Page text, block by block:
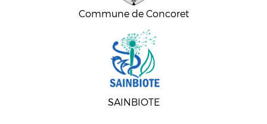
Commune de Concoret
SAINBIOTE